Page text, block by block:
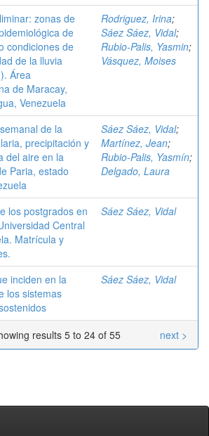
zonas de
de
condiciones de
de la lluvia
Área
de Maracay,
Venezuela
Rodriguez, Irina;
Sáez Sáez, Vidal;
Rubio-Palis, Yasmin;
Vásquez, Moises
de la
precipitación y
del aire en la
Paria, estado
Sáez Sáez, Vidal;
Martínez, Jean;
Rubio-Palis, Yasmín;
Delgado, Laura
los postgrados en
Central
Matrícula y
Sáez Sáez, Vidal
inciden en la
los sistemas
Sáez Sáez, Vidal
results 5 to 24 of 55 next >